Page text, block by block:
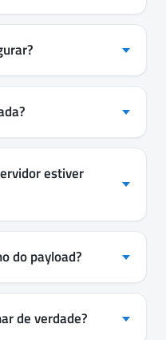
estiver
do payload?
de verdade?